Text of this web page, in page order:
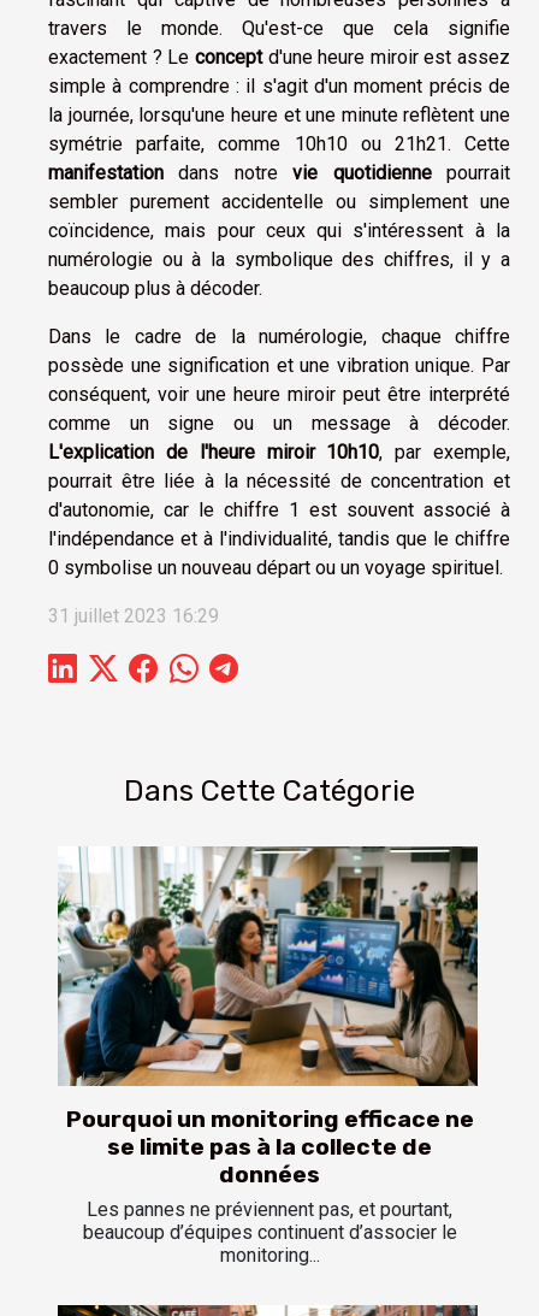
Dans Cette Catégorie
Pourquoi un monitoring efficace ne
se limite pas à la collecte de
données
Les pannes ne préviennent pas, et pourtant,
beaucoup d’équipes continuent d’associer le
monitoring...
travers le monde. Qu'est-ce que cela signifie
exactement ? Le conceptd'une heure miroir est assez
simple à comprendre : il s'agit d'un moment précis de
la journée, lorsqu'une heure et une minute reflètent une
symétrie parfaite, comme 10h10 ou 21h21. Cette
manifestation dans notrevie quotidiennepourrait
sembler purement accidentelle ou simplement une
coïncidence, mais pour ceux qui s'intéressent à la
numérologie ou à la symbolique des chiffres, il y a
beaucoup plus à décoder.
Dans le cadre de la numérologie, chaque chiffre
possède une signification et une vibration unique. Par
conséquent, voir une heure miroir peut être interprété
comme un signe ou un message à décoder.
L'explication de l'heure miroir 10h10, par exemple,
pourrait être liée à la nécessité de concentration et
d'autonomie, car le chiffre 1 est souvent associé à
l'indépendance et à l'individualité, tandis que le chiffre
0 symbolise un nouveau départ ou un voyage spirituel.
31 juillet 2023 16:29